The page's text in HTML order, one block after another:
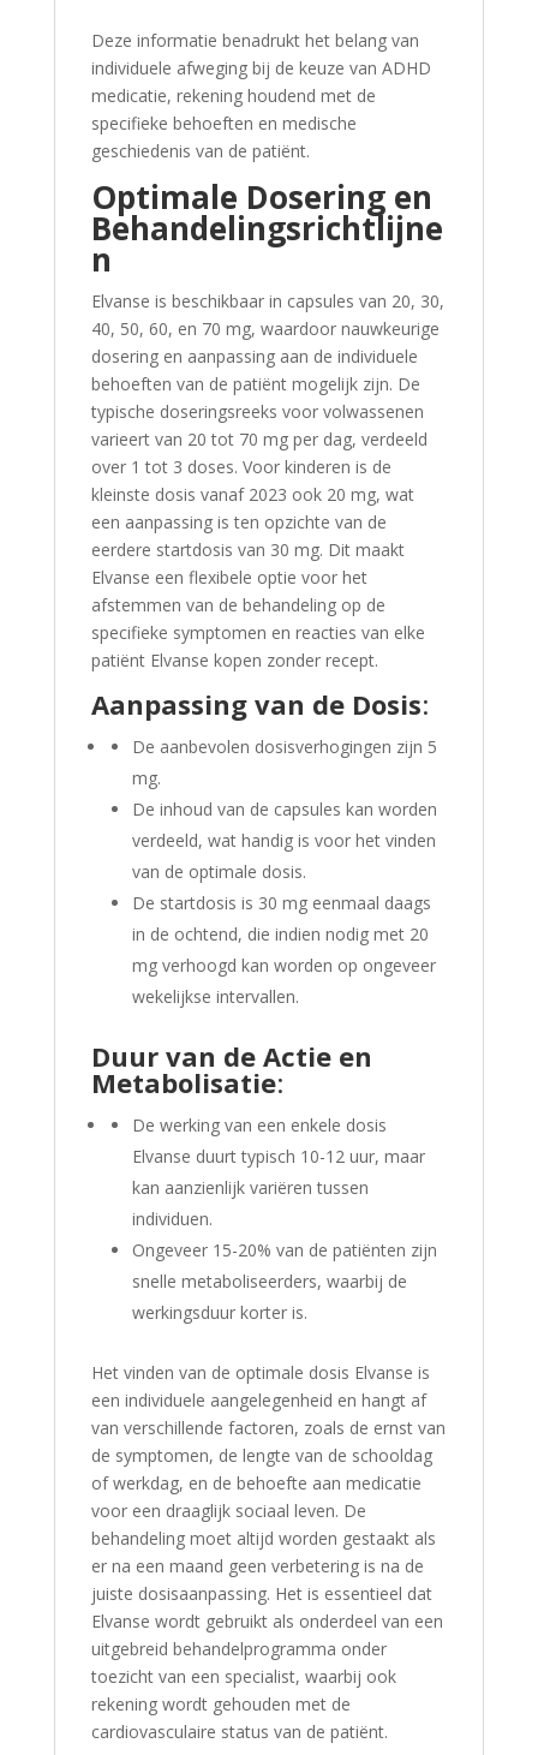
Deze informatie benadrukt het belang van
individuele afweging bij de keuze van ADHD
medicatie, rekening houdend met de
specifieke behoeften en medische
geschiedenis van de patiënt.
Optimale Dosering en
Behandelingsrichtlijne
n
Elvanse is beschikbaar in capsules van 20, 30,
40, 50, 60, en 70 mg, waardoor nauwkeurige
dosering en aanpassing aan de individuele
behoeften van de patiënt mogelijk zijn. De
typische doseringsreeks voor volwassenen
varieert van 20 tot 70 mg per dag, verdeeld
over 1 tot 3 doses. Voor kinderen is de
kleinste dosis vanaf 2023 ook 20 mg, wat
een aanpassing is ten opzichte van de
eerdere startdosis van 30 mg. Dit maakt
Elvanse een flexibele optie voor het
afstemmen van de behandeling op de
specifieke symptomen en reacties van elke
patiënt Elvanse kopen zonder recept.
Aanpassing van de Dosis:
De aanbevolen dosisverhogingen zijn 5
mg.
De inhoud van de capsules kan worden
verdeeld, wat handig is voor het vinden
van de optimale dosis.
De startdosis is 30 mg eenmaal daags
in de ochtend, die indien nodig met 20
mg verhoogd kan worden op ongeveer
wekelijkse intervallen.
Duur van de Actie en
Metabolisatie:
De werking van een enkele dosis
Elvanse duurt typisch 10-12 uur, maar
kan aanzienlijk variëren tussen
individuen.
Ongeveer 15-20% van de patiënten zijn
snelle metaboliseerders, waarbij de
werkingsduur korter is.
Het vinden van de optimale dosis Elvanse is
een individuele aangelegenheid en hangt af
van verschillende factoren, zoals de ernst van
de symptomen, de lengte van de schooldag
of werkdag, en de behoefte aan medicatie
voor een draaglijk sociaal leven. De
behandeling moet altijd worden gestaakt als
er na een maand geen verbetering is na de
juiste dosisaanpassing. Het is essentieel dat
Elvanse wordt gebruikt als onderdeel van een
uitgebreid behandelprogramma onder
toezicht van een specialist, waarbij ook
rekening wordt gehouden met de
cardiovasculaire status van de patiënt.